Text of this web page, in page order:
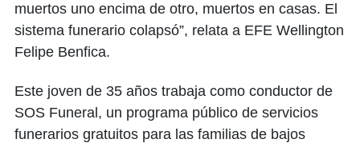
muertos uno encima de otro, muertos en casas. El
sistema funerario colapsó”, relata a EFE Wellington
Felipe Benfica.
Este joven de 35 años trabaja como conductor de
SOS Funeral, un programa público de servicios
funerarios gratuitos para las familias de bajos